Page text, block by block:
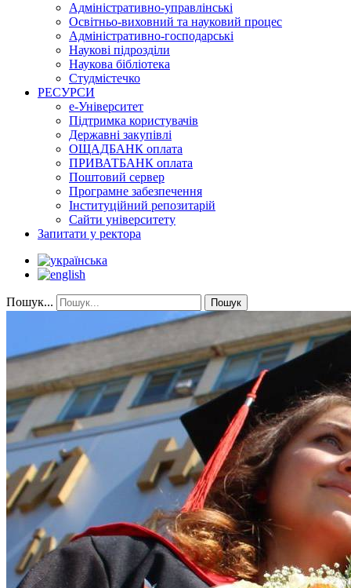
Адміністративно-управлінські
Освітньо-виховний та науковий процес
Адміністративно-господарські
Наукові підрозділи
Наукова бібліотека
Студмістечко
РЕСУРСИ
е-Університет
Підтримка користувачів
Державні закупівлі
ОЩАДБАНК оплата
ПРИВАТБАНК оплата
Поштовий сервер
Програмне забезпечення
Інституційний репозитарій
Сайти університету
Запитати у ректора
Пошук... Пошук